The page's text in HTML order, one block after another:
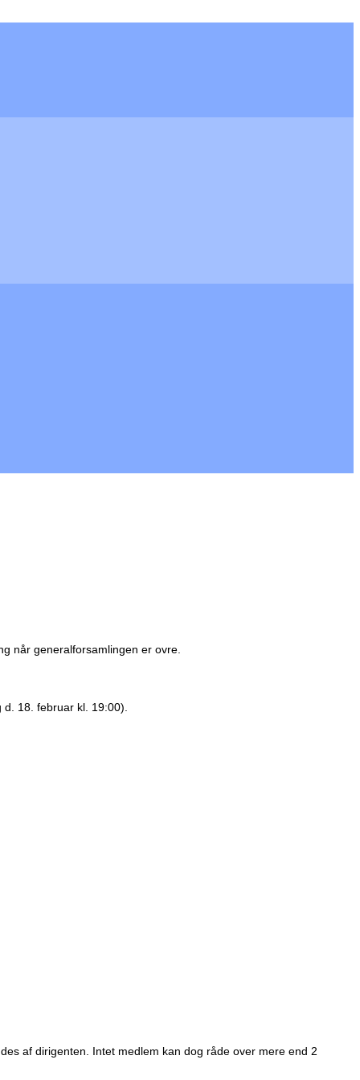
når generalforsamlingen er ovre.
18. februar kl. 19:00).
af dirigenten. Intet medlem kan dog råde over mere end 2